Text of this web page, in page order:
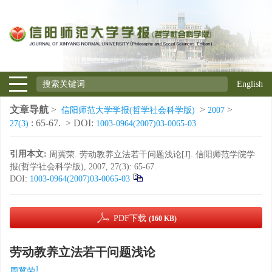
English
文章导航 > 信阳师范大学学报(哲学社会科学版) > 2007 >
27(3) : 65-67. > DOI: 1003-0964(2007)03-0065-03
引用本文: 周冀荣. 劳动教养立法若干问题浅论[J]. 信阳师范学院学
报(哲学社会科学版), 2007, 27(3): 65-67.
DOI: 1003-0964(2007)03-0065-03
PDF下载 (160 KB)
劳动教养立法若干问题浅论
1